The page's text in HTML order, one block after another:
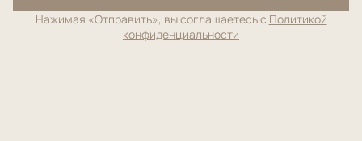
Нажимая «Отправить», вы соглашаетесь с Политикой
конфиденциальности